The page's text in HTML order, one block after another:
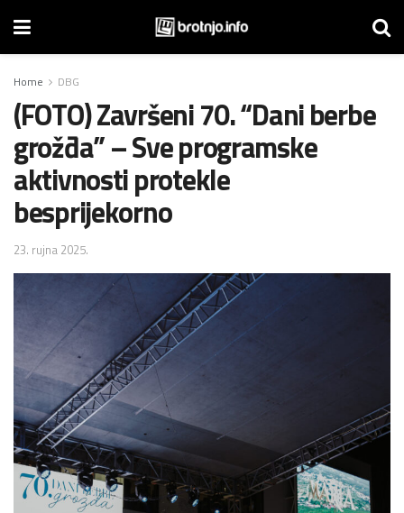
Home DBG
(FOTO) Završeni 70. “Dani berbe
grožđa” – Sve programske
aktivnosti protekle
besprijekorno
23. rujna 2025.